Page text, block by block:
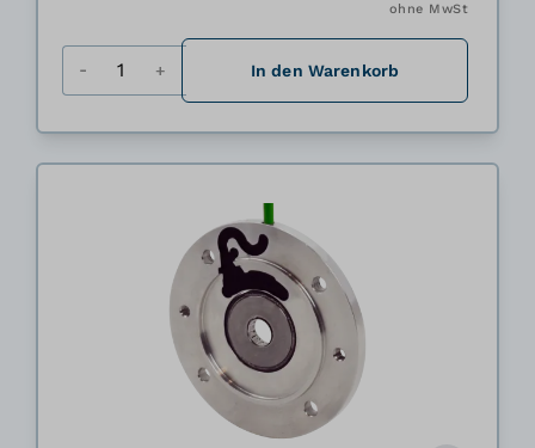
ohne MwSt
In den Warenkorb